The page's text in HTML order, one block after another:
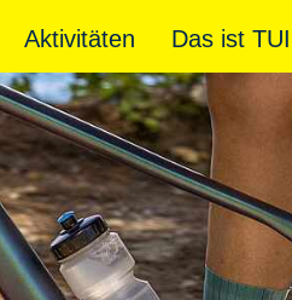
Aktivitäten Das ist